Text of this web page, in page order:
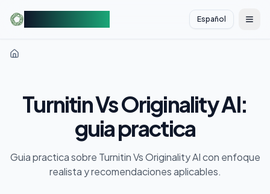
Español 切换
Turnitin Vs Originality AI:
guia practica
Guia practica sobre Turnitin Vs Originality AI con enfoque
realista y recomendaciones aplicables.